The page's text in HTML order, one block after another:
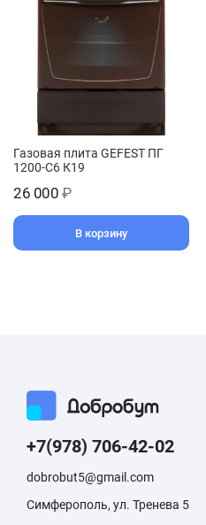
Газовая плита GEFEST ПГ
1200-С6 К19
26 000 ₽
В корзину
+7(978) 706-42-02
dobrobut5@gmail.com
Симферополь, ул. Тренева 5